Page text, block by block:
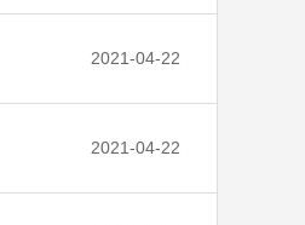
2021-04-22
2021-04-22